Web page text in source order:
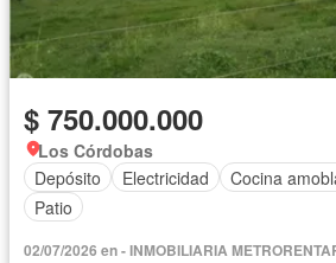
$ 750.000.000
Los Córdobas
Depósito
Electricidad Cocina
Patio
02/07/2026 en - INMOBILIARIA